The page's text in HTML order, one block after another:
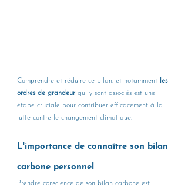
Comprendre et réduire ce bilan, et notamment les
ordres de grandeur qui y sont associés est une
étape cruciale pour contribuer efficacement à la
lutte contre le changement climatique.
L'importance de connaître son bilan
carbone personnel
Prendre conscience de son bilan carbone est